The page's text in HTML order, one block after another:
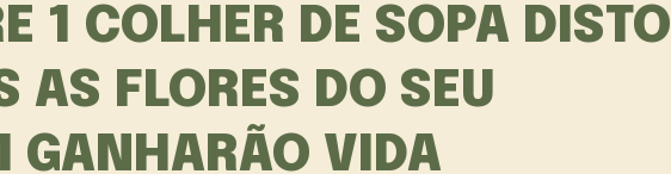
1 COLHER DE SOPA DISTO
AS FLORES DO SEU
GANHARÃO VIDA